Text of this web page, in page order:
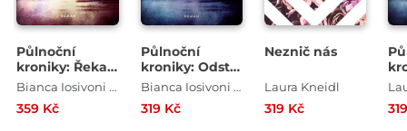
Půlnoční
kroniky: Řeka
času
Bianca Iosivoni , Laura Kneidl
359 Kč
Půlnoční
kroniky: Odstín
smrti
Bianca Iosivoni , Laura Kneidl
319 Kč
Neznič nás
Laura Kneidl
319 Kč